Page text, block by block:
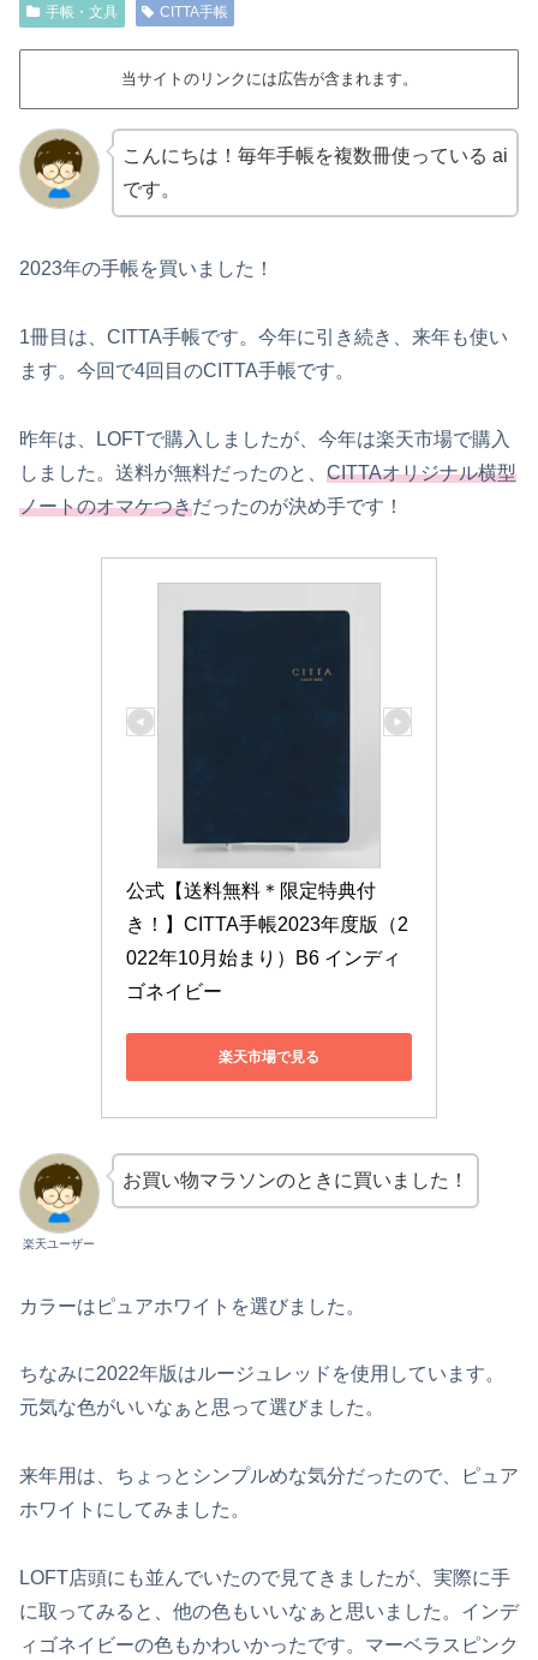
手帳・文具 CITTA手帳
当サイトのリンクには広告が含まれます。
こんにちは！毎年手帳を複数冊使っている ai
です。
2023年の手帳を買いました！
1冊目は、CITTA手帳です。今年に引き続き、来年も使い
ます。今回で4回目のCITTA手帳です。
昨年は、LOFTで購入しましたが、今年は楽天市場で購入
しました。送料が無料だったのと、 CITTAオリジナル横型
ノートのオマケつきだったのが決め手です！
公式【送料無料＊限定特典付
き！】CITTA手帳2023年度版（2
022年10月始まり）B6 インディ
ゴネイビー
楽天市場で見る
楽天ユーザー
お買い物マラソンのときに買いました！
カラーはピュアホワイトを選びました。
ちなみに2022年版はルージュレッドを使用しています。
元気な色がいいなぁと思って選びました。
来年用は、ちょっとシンプルめな気分だったので、ピュア
ホワイトにしてみました。
LOFT店頭にも並んでいたので見てきましたが、実際に手
に取ってみると、他の色もいいなぁと思いました。インデ
ィゴネイビーの色もかわいかったです。マーベラスピンク